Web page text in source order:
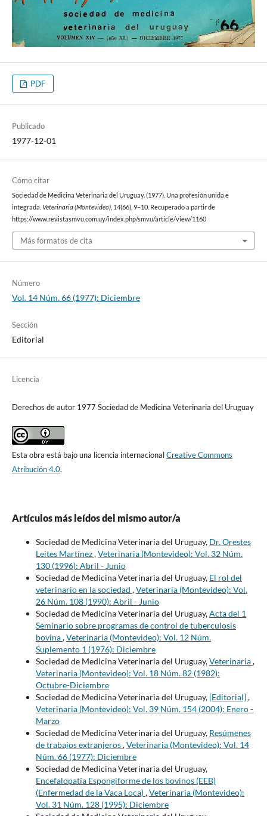
PDF
Publicado
1977-12-01
Cómo citar
Sociedad de Medicina Veterinaria del Uruguay. (1977). Una profesión unida e
integrada.Veterinaria (Montevideo), 14(66), 9–10. Recuperado a partir de
https://www.revistasmvu.com.uy/index.php/smvu/article/view/1160
Más formatos de cita
Número
Vol. 14 Núm. 66 (1977): Diciembre
Sección
Editorial
Licencia
Derechos de autor 1977 Sociedad de Medicina Veterinaria del Uruguay
Esta obra está bajo una licencia internacionalCreative Commons
Atribución 4.0.
Artículos más leídos del mismo autor/a
Sociedad de Medicina Veterinaria del Uruguay, Dr. Orestes
Leites Martínez,Veterinaria (Montevideo): Vol. 32 Núm.
130 (1996): Abril - Junio
Sociedad de Medicina Veterinaria del Uruguay, El rol del
veterinario en la sociedad ,Veterinaria (Montevideo): Vol.
26 Núm. 108 (1990): Abril - Junio
Sociedad de Medicina Veterinaria del Uruguay,Acta del 1
Seminario sobre programas de control de tuberculosis
bovina,Veterinaria (Montevideo): Vol. 12 Núm.
Suplemento 1 (1976): Diciembre
Sociedad de Medicina Veterinaria del Uruguay,Veterinaria,
Veterinaria (Montevideo): Vol. 18 Núm. 82 (1982):
Octubre-Diciembre
Sociedad de Medicina Veterinaria del Uruguay, [Editorial],
Veterinaria (Montevideo): Vol. 39 Núm. 154 (2004): Enero -
Marzo
Sociedad de Medicina Veterinaria del Uruguay, Resúmenes
de trabajos extranjeros,Veterinaria (Montevideo): Vol. 14
Núm. 66 (1977): Diciembre
Sociedad de Medicina Veterinaria del Uruguay,
Encefalopatía Espongiforme de los bovinos (EEB)
(Enfermedad de la Vaca Loca),Veterinaria (Montevideo):
Vol. 31 Núm. 128 (1995): Diciembre